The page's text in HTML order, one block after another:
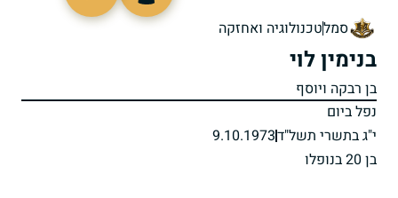
סמלטכנולוגיה ואחזקה
בנימין לוי
בן רבקה ויוסף
נפל ביום
י"ג בתשרי תשל"ד9.10.1973
בן 20 בנופלו